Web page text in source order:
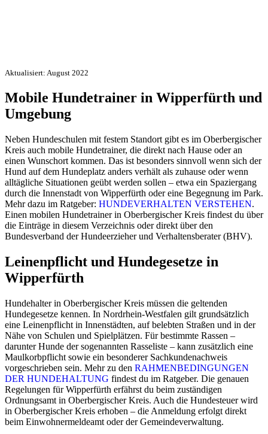
Aktualisiert: August 2022
Mobile Hundetrainer in Wipperfürth und
Umgebung
Neben Hundeschulen mit festem Standort gibt es im Oberbergischer
Kreis auch mobile Hundetrainer, die direkt nach Hause oder an
einen Wunschort kommen. Das ist besonders sinnvoll wenn sich der
Hund auf dem Hundeplatz anders verhält als zuhause oder wenn
alltägliche Situationen geübt werden sollen – etwa ein Spaziergang
durch die Innenstadt von Wipperfürth oder eine Begegnung im Park.
Mehr dazu im Ratgeber: HUNDEVERHALTEN VERSTEHEN.
Einen mobilen Hundetrainer in Oberbergischer Kreis findest du über
die Einträge in diesem Verzeichnis oder direkt über den
Bundesverband der Hundeerzieher und Verhaltensberater (BHV).
Leinenpflicht und Hundegesetze in
Wipperfürth
Hundehalter in Oberbergischer Kreis müssen die geltenden
Hundegesetze kennen. In Nordrhein-Westfalen gilt grundsätzlich
eine Leinenpflicht in Innenstädten, auf belebten Straßen und in der
Nähe von Schulen und Spielplätzen. Für bestimmte Rassen –
darunter Hunde der sogenannten Rasseliste – kann zusätzlich eine
Maulkorbpflicht sowie ein besonderer Sachkundenachweis
vorgeschrieben sein. Mehr zu den RAHMENBEDINGUNGEN
DER HUNDEHALTUNG findest du im Ratgeber. Die genauen
Regelungen für Wipperfürth erfährst du beim zuständigen
Ordnungsamt in Oberbergischer Kreis. Auch die Hundesteuer wird
in Oberbergischer Kreis erhoben – die Anmeldung erfolgt direkt
beim Einwohnermeldeamt oder der Gemeindeverwaltung.